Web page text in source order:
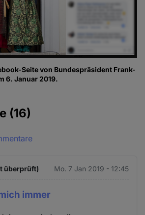
Seite von Bundespräsident Frank-
6. Januar 2019.
(16)
überprüft) Mo. 7 Jan 2019 - 12:45
immer